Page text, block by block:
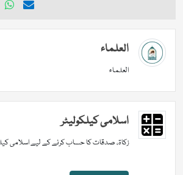
العلماء
العلماء
اسلامی کیلکولیٹر
زکاۃ، صدقات کا حساب کرنے کے لیے اسلامی